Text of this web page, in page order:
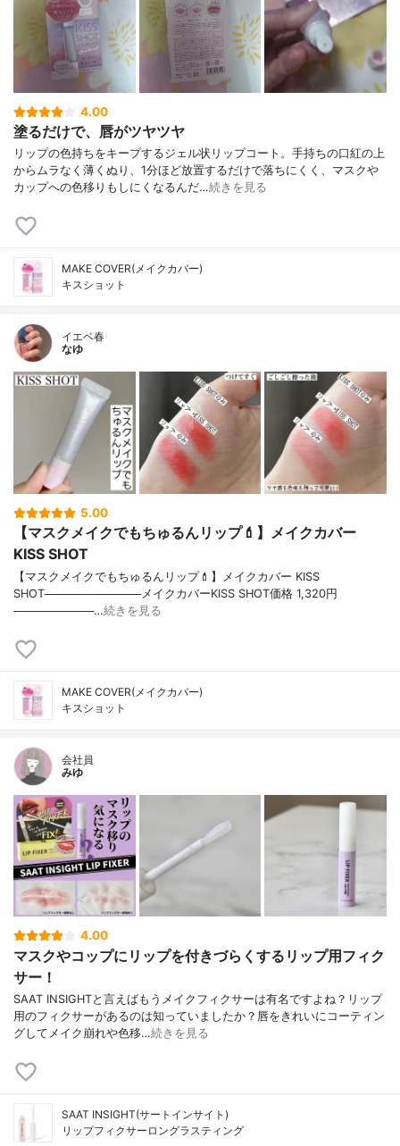
4.00
塗るだけで、唇がツヤツヤ
リップの色持ちをキープするジェル状リップコート。手持ちの口紅の上
からムラなく薄くぬり、1分ほど放置するだけで落ちにくく、マスクや
カップへの色移りもしにくなるんだ…続きを見る
MAKE COVER(メイクカバー)
キスショット
イエベ春
なゆ
5.00
【マスクメイクでもちゅるんリップ💄】メイクカバー
KISS SHOT
【マスクメイクでもちゅるんリップ💄】メイクカバー KISS
SHOT────────────メイクカバーKISS SHOT価格 1,320円
──────────…続きを見る
MAKE COVER(メイクカバー)
キスショット
会社員
みゆ
4.00
マスクやコップにリップを付きづらくするリップ用フィク
サー！
SAAT INSIGHTと言えばもうメイクフィクサーは有名ですよね？リップ
用のフィクサーがあるのは知っていましたか？唇をきれいにコーティン
グしてメイク崩れや色移…続きを見る
SAAT INSIGHT(サートインサイト)
リップフィクサーロングラスティング